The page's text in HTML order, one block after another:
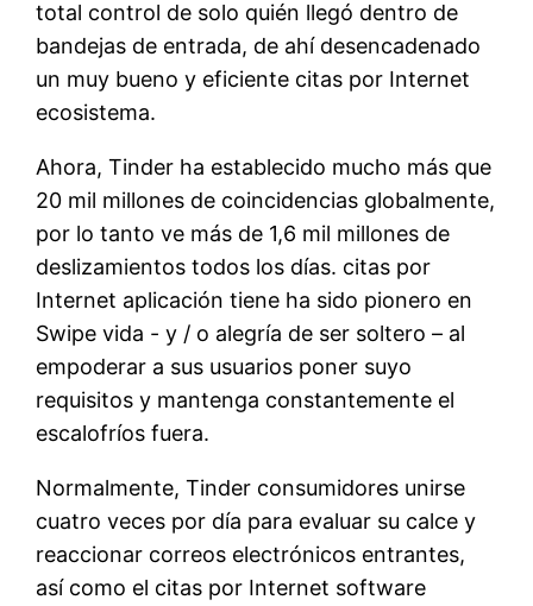
total control de solo quién llegó dentro de
bandejas de entrada, de ahí desencadenado
un muy bueno y eficiente citas por Internet
ecosistema.
Ahora, Tinder ha establecido mucho más que
20 mil millones de coincidencias globalmente,
por lo tanto ve más de 1,6 mil millones de
deslizamientos todos los días. citas por
Internet aplicación tiene ha sido pionero en
Swipe vida ​​- y / o alegría de ser soltero – al
empoderar a sus usuarios poner suyo
requisitos y mantenga constantemente el
escalofríos fuera.
Normalmente, Tinder consumidores unirse
cuatro veces por día para evaluar su calce y
reaccionar correos electrónicos entrantes,
así como el citas por Internet software